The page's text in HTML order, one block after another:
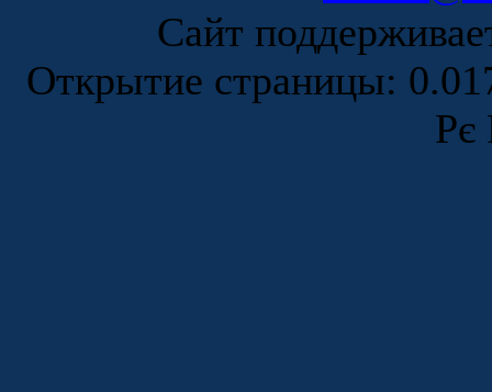
Сайт
Открытие страницы:
Рє